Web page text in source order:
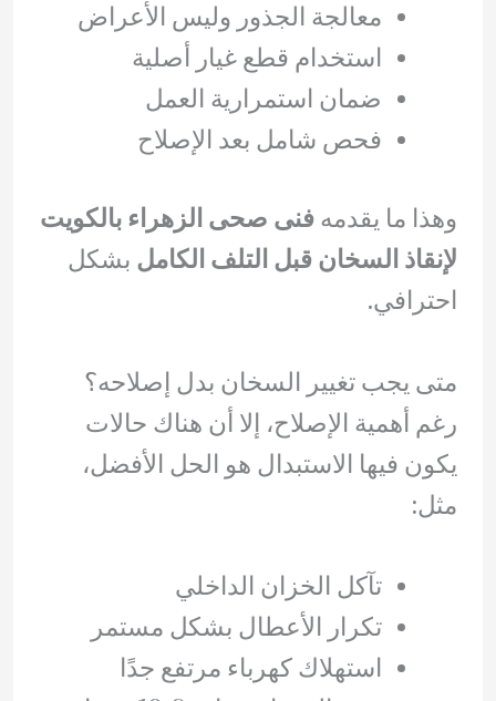
معالجة الجذور وليس الأعراض
استخدام قطع غيار أصلية
ضمان استمرارية العمل
فحص شامل بعد الإصلاح
وهذا ما يقدمهفنى صحى الزهراء بالكويت
لإنقاذ السخان قبل التلف الكامل بشكل
احترافي.
متى يجب تغيير السخان بدل إصلاحه؟
رغم أهمية الإصلاح، إلا أن هناك حالات
يكون فيها الاستبدال هو الحل الأفضل،
مثل:
تآكل الخزان الداخلي
تكرار الأعطال بشكل مستمر
استهلاك كهرباء مرتفع جدًا